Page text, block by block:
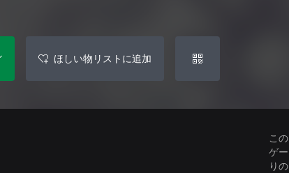
ほしい物リストに追加
こ
ゲ
り